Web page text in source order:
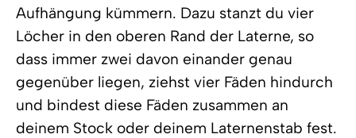
Aufhängung kümmern. Dazu stanzt du vier
Löcher in den oberen Rand der Laterne, so
dass immer zwei davon einander genau
gegenüber liegen, ziehst vier Fäden hindurch
und bindest diese Fäden zusammen an
deinem Stock oder deinem Laternenstab fest.